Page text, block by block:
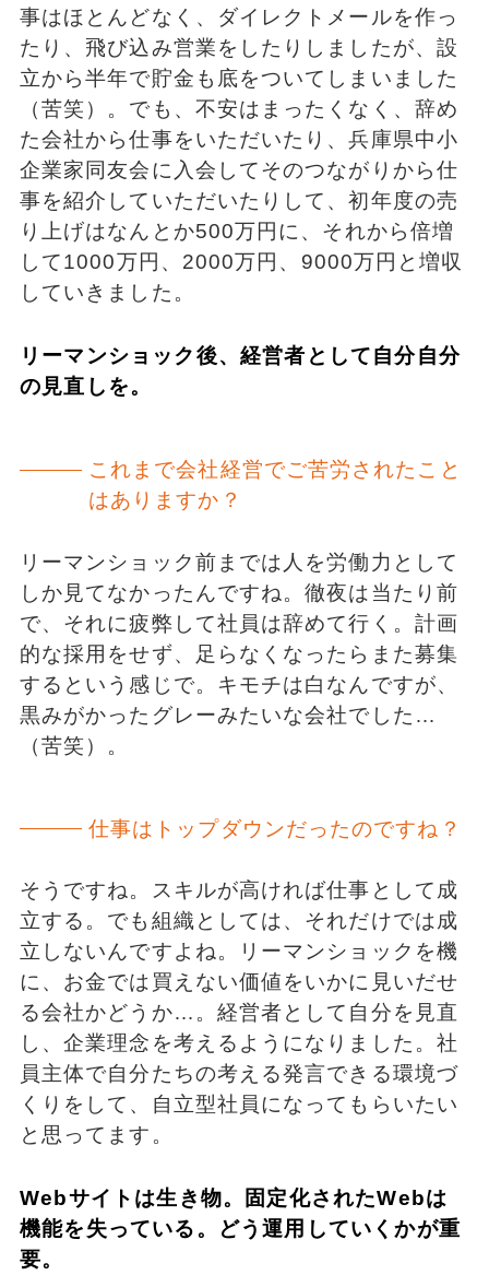
事はほとんどなく、ダイレクトメールを作っ
たり、飛び込み営業をしたりしましたが、設
立から半年で貯金も底をついてしまいました
（苦笑）。でも、不安はまったくなく、辞め
た会社から仕事をいただいたり、兵庫県中小
企業家同友会に入会してそのつながりから仕
事を紹介していただいたりして、初年度の売
り上げはなんとか500万円に、それから倍増
して1000万円、2000万円、9000万円と増収
していきました。
リーマンショック後、経営者として自分自分
の見直しを。
これまで会社経営でご苦労されたこと
はありますか？
リーマンショック前までは人を労働力として
しか見てなかったんですね。徹夜は当たり前
で、それに疲弊して社員は辞めて行く。計画
的な採用をせず、足らなくなったらまた募集
するという感じで。キモチは白なんですが、
黒みがかったグレーみたいな会社でした…
（苦笑）。
仕事はトップダウンだったのですね？
そうですね。スキルが高ければ仕事として成
立する。でも組織としては、それだけでは成
立しないんですよね。リーマンショックを機
に、お金では買えない価値をいかに見いだせ
る会社かどうか…。経営者として自分を見直
し、企業理念を考えるようになりました。社
員主体で自分たちの考える発言できる環境づ
くりをして、自立型社員になってもらいたい
と思ってます。
Webサイトは生き物。固定化されたWebは
機能を失っている。どう運用していくかが重
要。